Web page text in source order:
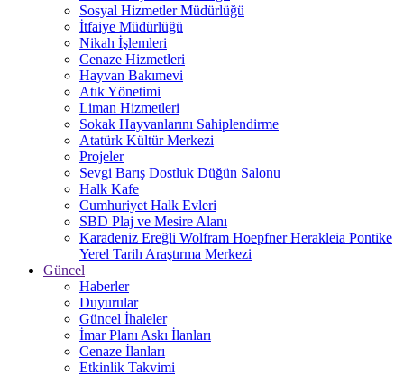
Sosyal Hizmetler Müdürlüğü
İtfaiye Müdürlüğü
Nikah İşlemleri
Cenaze Hizmetleri
Hayvan Bakımevi
Atık Yönetimi
Liman Hizmetleri
Sokak Hayvanlarını Sahiplendirme
Atatürk Kültür Merkezi
Projeler
Sevgi Barış Dostluk Düğün Salonu
Halk Kafe
Cumhuriyet Halk Evleri
SBD Plaj ve Mesire Alanı
Karadeniz Ereğli Wolfram Hoepfner Herakleia Pontike
Yerel Tarih Araştırma Merkezi
Güncel
Haberler
Duyurular
Güncel İhaleler
İmar Planı Askı İlanları
Cenaze İlanları
Etkinlik Takvimi